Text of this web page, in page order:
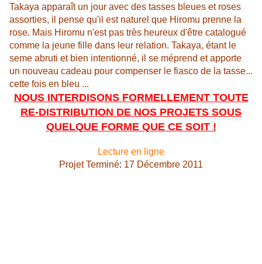
Takaya apparaît un jour avec des tasses bleues et roses
assorties, il pense qu'il est naturel que Hiromu prenne la
rose. Mais Hiromu n'est pas très heureux d'être catalogué
comme la jeune fille dans leur relation. Takaya, étant le
seme abruti et bien intentionné, il se méprend et apporte
un nouveau cadeau pour compenser le fiasco de la tasse...
cette fois en bleu ...
NOUS INTERDISONS FORMELLEMENT TOUTE
RE-DISTRIBUTION DE NOS PROJETS SOUS
QUELQUE FORME QUE CE SOIT !
Lecture en ligne
Projet Terminé: 17 Décembre 2011